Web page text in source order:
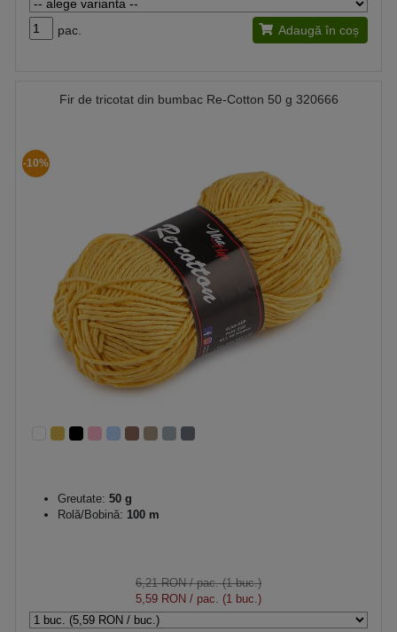
pac. Adaugă în coș
Fir de tricotat din bumbac Re-Cotton 50 g 320666
-10%
Greutate: 50 g
Rolă/Bobină: 100 m
6,21 RON/ pac. (1 buc.)
5,59 RON / pac. (1 buc.)